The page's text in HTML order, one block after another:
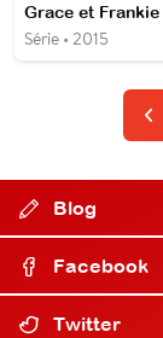
Grace et Frankie
Série • 2015
Blog
Facebook
Twitter